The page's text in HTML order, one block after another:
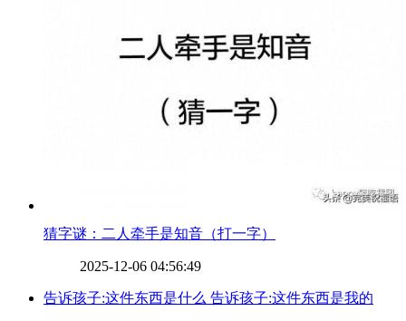
​猜字谜：二人牵手是知音（打一字）
2025-12-06 04:56:49
​告诉孩子:这件东西是什么 告诉孩子:这件东西是我的